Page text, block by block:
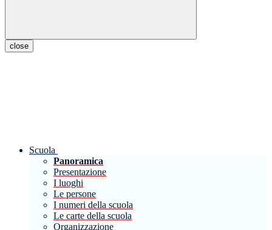
close
Scuola
Panoramica
Presentazione
I luoghi
Le persone
I numeri della scuola
Le carte della scuola
Organizzazione